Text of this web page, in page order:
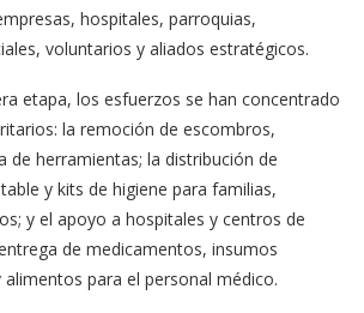
hospitales, parroquias,
voluntarios y aliados estratégicos.
etapa, los esfuerzos se han concentrado
la remoción de escombros,
de herramientas; la distribución de
y kits de higiene para familias,
y el apoyo a hospitales y centros de
de medicamentos, insumos
para el personal médico.